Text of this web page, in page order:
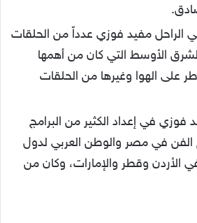
الراحل مفيد فوزي عدداً من الحلقات
الأوسط التي كان من أهمها
على الهوا وغيرها من الحلقات
في إعداد الكثير من البرامج
الفن في مصر والوطن العربي لدول
الأردن وقطر والإمارات، وكان من